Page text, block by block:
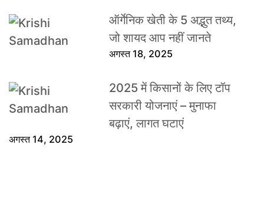
ऑर्गेनिक खेती के 5 अद्भुत तथ्य,
जो शायद आप नहीं जानते
अगस्त 18, 2025
2025 में किसानों के लिए टॉप
सरकारी योजनाएं – मुनाफा
बढ़ाएं, लागत घटाएं
अगस्त 14, 2025